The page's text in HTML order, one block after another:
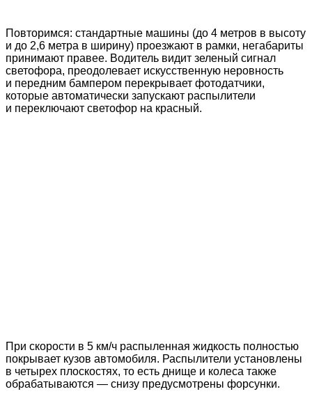
Повторимся: стандартные машины (до 4 метров в высоту
и до 2,6 метра в ширину) проезжают в рамки, негабариты
принимают правее. Водитель видит зеленый сигнал
светофора, преодолевает искусственную неровность
и передним бампером перекрывает фотодатчики,
которые автоматически запускают распылители
и переключают светофор на красный.
При скорости в 5 км/ч распыленная жидкость полностью
покрывает кузов автомобиля. Распылители установлены
в четырех плоскостях, то есть днище и колеса также
обрабатываются — снизу предусмотрены форсунки.